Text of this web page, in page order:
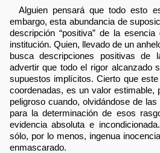
Alguien pensará que todo esto
embargo, esta abundancia de
descripción “positiva” de la
institución. Quien, llevado de un
busca descripciones positivas de
advertir que todo el rigor alcanzado
supuestos implícitos. Cierto que
coordenadas, es un valor estimable,
peligroso cuando, olvidándose de
para la determinación de esos
evidencia absoluta e
sólo, por lo menos, ingenua
enmascarado.